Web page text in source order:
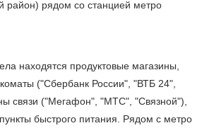
рядом со станцией метро
находятся продуктовые магазины,
("Сбербанк России", "ВТБ 24",
связи ("Мегафон", "МТС", "Связной"),
быстрого питания. Рядом с метро